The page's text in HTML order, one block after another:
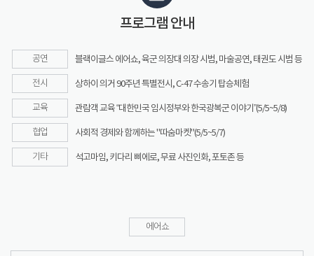
프로그램 안내
공연 블랙이글스 에어쇼, 육군 의장대 의장 시범, 마술공연, 태권도 시범 등
전시 상하이 의거 90주년 특별전시, C-47 수송기 탑승체험
교육 관람객 교육 “대한민국 임시정부와 한국광복군 이야기”(5/5~5/8)
협업 사회적 경제와 함께하는 "따숨마켓"(5/5~5/7)
기타 석고마임, 키다리 삐에로, 무료 사진인화, 포토존 등
에어쇼